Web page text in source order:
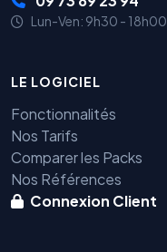
Lun-Ven: 9h30 - 18h00
LE LOGICIEL
Fonctionnalités
Nos Tarifs
Comparer les Packs
Nos Références
Connexion Client